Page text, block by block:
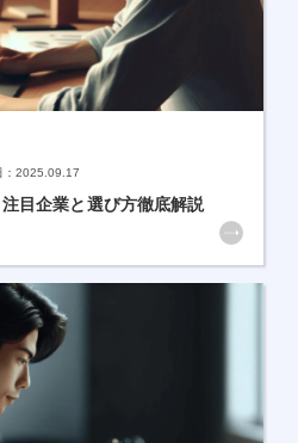
2025.09.17
目企業と選び方徹底解説